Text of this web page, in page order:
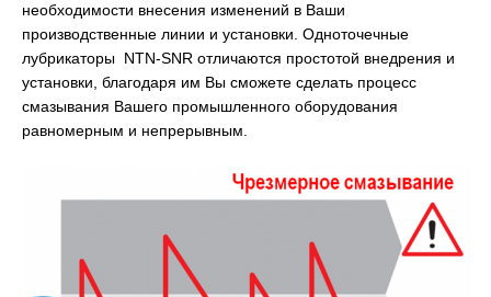
необходимости внесения изменений в Ваши
производственные линии и установки. Одноточечные
лубрикаторы NTN-SNR отличаются простотой внедрения и
установки, благодаря им Вы сможете сделать процесс
смазывания Вашего промышленного оборудования
равномерным и непрерывным.